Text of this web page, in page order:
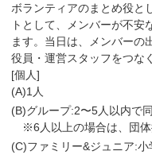
ボランティアのまとめ役と
トとして、メンバーが不安
ます。当日は、メンバーの
役員・運営スタッフをつな
[個人]
(A)1人
(B)グループ:2〜5人以内で
※6人以上の場合は、団体
(C)ファミリー&ジュニア: